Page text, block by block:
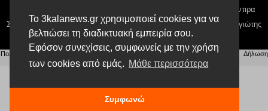
Το 3kalanews.gr χρησιμοποιεί cookies για να
βελτιώσει τη διαδικτυακή εμπειρία σου.
Εφόσον συνεχίσεις, συμφωνείς με την χρήση
των cookies από εμάς. Μάθε περισσότερα
Συμφωνώ
Παναγιώτης Φιλίππου, Διευθύντρια: Γιαννουσά Βασιλική, Διευθύντιρα
Σύνταξης: Μπαλαμπάνη Βασιλική. Δικαιούχος domain name Παναγιώτης
Φιλίππου
Πολιτική απορρήτου Αίτηση Διαχείρισης Προσωπικών Δεδομένων |Όροι χρήσης
Δήλωση
Συμμόρφωσης